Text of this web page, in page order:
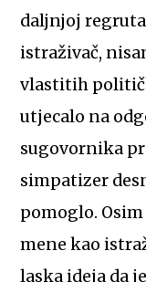
daljnjoj
istraživač,
vlastitih
utjecalo na
sugovornika
simpatizer
pomoglo.
mene kao
laska ideja da